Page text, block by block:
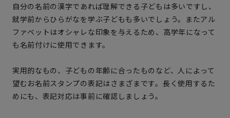
自分の名前の漢字であれば理解できる子どもは多いですし、
就学前からひらがなを学ぶ子どもも多いでしょう。またアル
ファベットはオシャレな印象を与えるため、高学年になって
も名前付けに使用できます。
実用的なもの、子どもの年齢に合ったものなど、人によって
望むお名前スタンプの表記はさまざまです。長く使用するた
めにも、表記対応は事前に確認しましょう。